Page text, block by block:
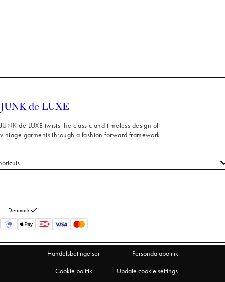
JUNK de LUXE twists the classic and timeless design of
vintage garments through a fashion forward framework.
styles
Denmark
Handelsbetingelser
Persondatapolitik
Cookie politik
Update cookie settings